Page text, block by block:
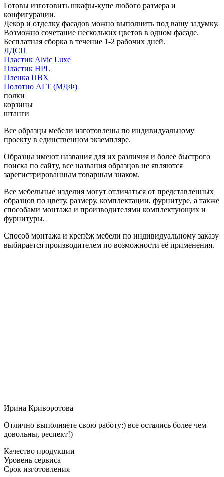
Готовы изготовить шкафы-купе любого размера и
конфигурации.
Декор и отделку фасадов можно выполнить под вашу задумку.
Возможно сочетание нескольких цветов в одном фасаде.
Бесплатная сборка в течение 1-2 рабочих дней.
ЛДСП
Пластик Alvic Luxe
Пластик HPL
Пленка ПВХ
Полотно АГТ (МДФ)
полки
корзины
штанги
Все образцы мебели изготовлены по индивидуальному
проекту в единственном экземпляре.
Образцы имеют названия для их различия и более быстрого
поиска по сайту, все названия образцов не являются
зарегистрированным товарным знаком.
Все мебельные изделия могут отличаться от представленных
образцов по цвету, размеру, комплектации, фурнитуре, а также
способами монтажа и производителями комплектующих и
фурнитуры.
Способ монтажа и крепёж мебели по индивидуальному заказу
выбирается производителем по возможности её применения.
Ирина Криворотова
Отлично выполняете свою работу:) все остались более чем
довольны, респект!)
Качество продукции
Уровень сервиса
Срок изготовления